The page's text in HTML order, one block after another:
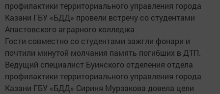
профилактики территориального управления города
Казани ГБУ «БДД» провели встречу со студентами
Апастовского аграрного колледжа
Гости совместно со студентами зажгли фонари и
почтили минутой молчания память погибших в ДТП.
Ведущий специалист Буинского отделения отдела
профилактики территориального управления города
Казани ГБУ «БДД» Сириня Мурзакова довела цели